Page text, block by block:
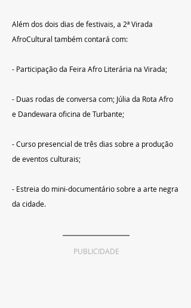
Além dos dois dias de festivais, a 2ª Virada
AfroCultural também contará com:
- Participação da Feira Afro Literária na Virada;
- Duas rodas de conversa com; Júlia da Rota Afro
e Dandewara oficina de Turbante;
- Curso presencial de três dias sobre a produção
de eventos culturais;
- Estreia do mini-documentário sobre a arte negra
da cidade.
PUBLICIDADE